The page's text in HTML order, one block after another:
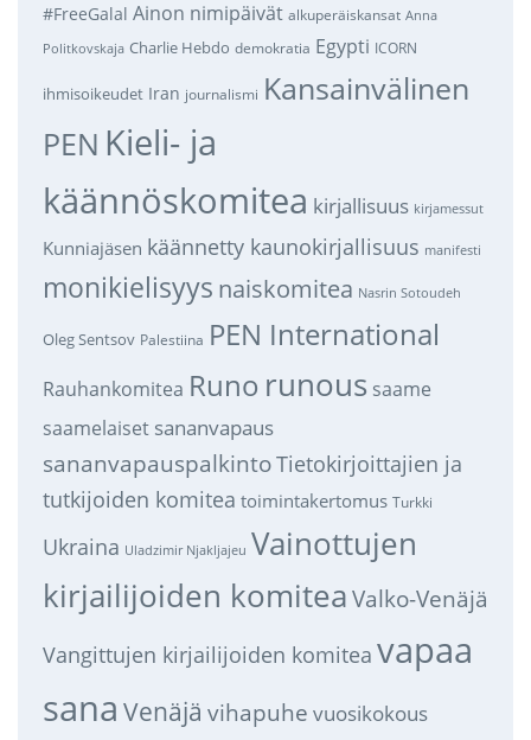
#FreeGalal Ainon nimipäivät alkuperäiskansat Anna
Politkovskaja Charlie Hebdo demokratia Egypti ICORN
ihmisoikeudet Iran journalismi Kansainvälinen
PEN Kieli- ja
käännöskomitea kirjallisuus kirjamessut
Kunniajäsen käännetty kaunokirjallisuus manifesti
monikielisyys naiskomitea Nasrin Sotoudeh
Oleg Sentsov Palestiina PEN International
Rauhankomitea Runo runous saame
saamelaiset sananvapaus
sananvapauspalkintoTietokirjoittajien ja
tutkijoiden komitea toimintakertomus Turkki
Ukraina Uladzimir Njakljajeu Vainottujen
kirjailijoiden komitea Valko-Venäjä
Vangittujen kirjailijoiden komitea vapaa
sana Venäjä vihapuhe vuosikokous